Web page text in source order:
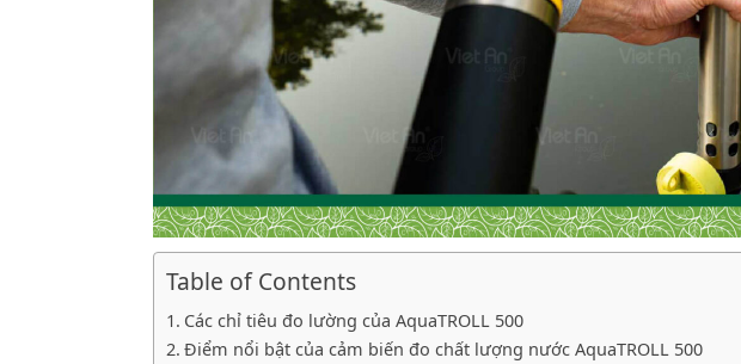
Table of Contents
Các chỉ tiêu đo lường của AquaTROLL 500
Điểm nổi bật của cảm biến đo chất lượng nước AquaTROLL 500